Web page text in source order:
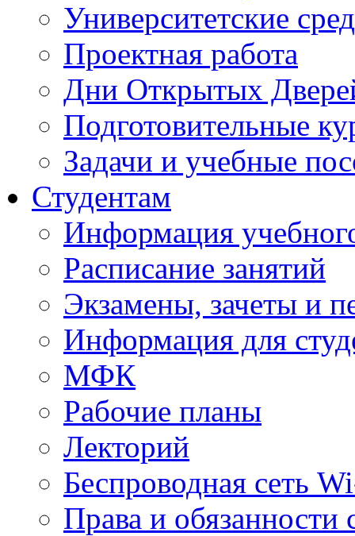
Университетские
Проектная работа
Дни Открытых
Подготовительные
Задачи и учебные
Студентам
Информация
Расписание занятий
Экзамены, зачеты и
Информация для
МФК
Рабочие планы
Лекторий
Беспроводная сеть
Права и обязанности